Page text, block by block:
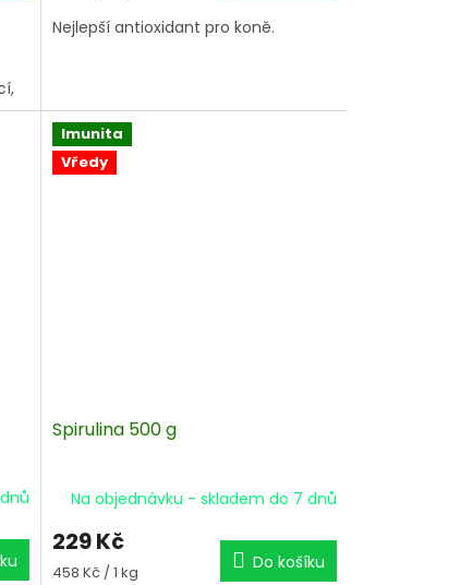
Nejlepší antioxidant pro koně.
Imunita
Vředy
Spirulina 500 g
Na objednávku - skladem do 7 dnů
229 Kč
Měrná
458 Kč / 1 kg Do košíku